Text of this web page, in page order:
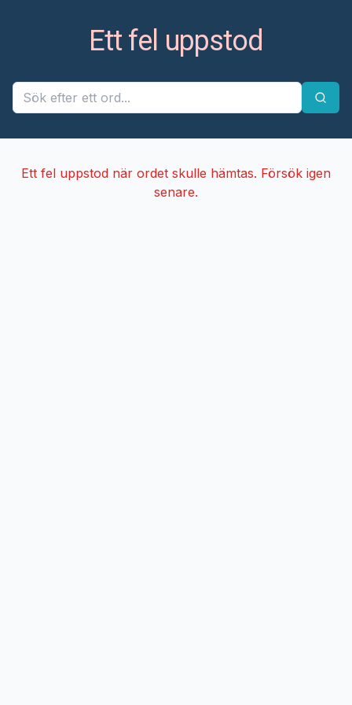
Ett fel uppstod
Ett fel uppstod när ordet skulle hämtas. Försök igen
senare.